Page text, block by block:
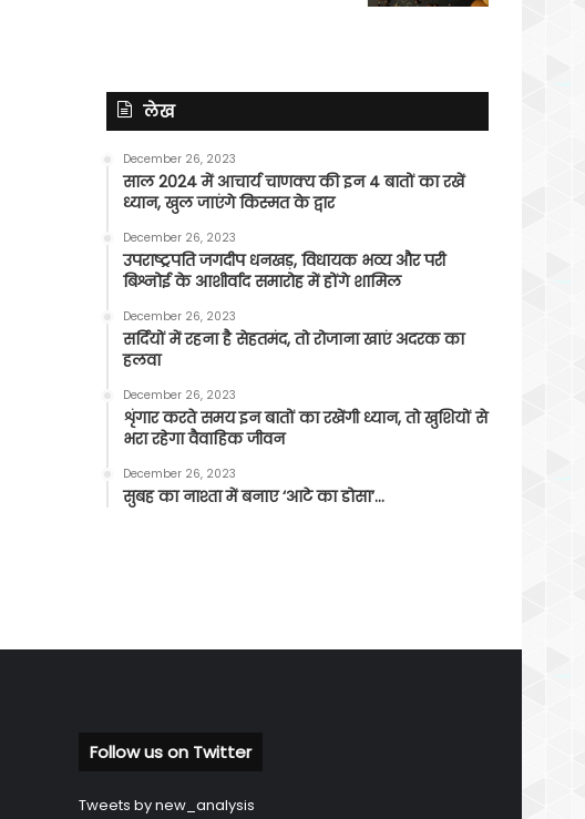
लेख
December 26, 2023
साल 2024 में आचार्य चाणक्य की इन 4 बातों का रखें
ध्यान, खुल जाएंगे किस्मत के द्वार
December 26, 2023
उपराष्ट्रपति जगदीप धनखड़, विधायक भव्य और परी
बिश्नोई के आशीर्वाद समारोह में होंगे शामिल
December 26, 2023
सर्दियों में रहना है सेहतमंद, तो रोजाना खाएं अदरक का
हलवा
December 26, 2023
शृंगार करते समय इन बातों का रखेंगी ध्यान, तो खुशियों से
भरा रहेगा वैवाहिक जीवन
December 26, 2023
सुबह का नाश्ता में बनाए ‘आटे का डोसा’…
Follow us on Twitter
Tweets by new_analysis